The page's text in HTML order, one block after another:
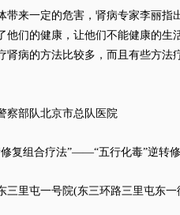
来一定的危害，肾病专家李丽指
他们的健康，让他们不能健康的生
肾病的方法比较多，而且有些方法
部队北京市总队医院
组合疗法”——“五行化毒”逆转
里屯一号院(东三环路三里屯东一